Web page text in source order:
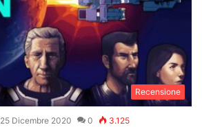
Recensione
25 Dicembre 2020 0 3.125